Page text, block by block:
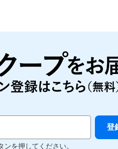
を押してください。